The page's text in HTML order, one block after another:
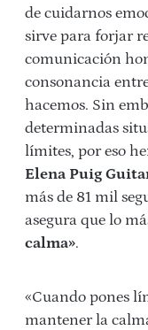
de cuidarnos
sirve para forjar
comunicación
consonancia
hacemos. Sin
determinadas
límites, por eso
Elena Puig
más de 81 mil
asegura que lo
calma».
«Cuando pones
mantener la